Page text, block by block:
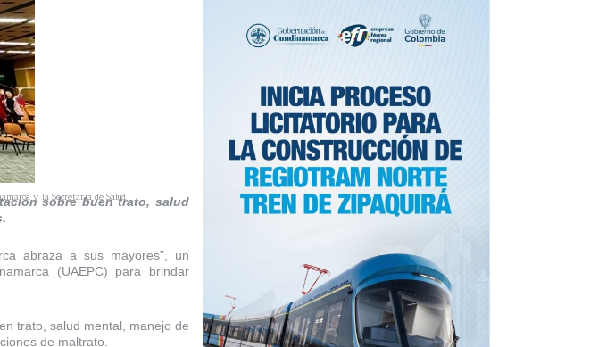
y la Secretaría de Salud.
sobre buen trato, salud
abraza a sus mayores”, un
(UAEPC) para brindar
trato, salud mental, manejo de
de maltrato.